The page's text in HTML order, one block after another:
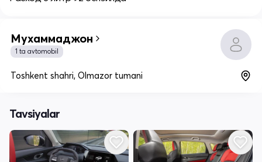
Мухаммаджон
1 ta avtomobil
Toshkent shahri, Olmazor tumani
Tavsiyalar